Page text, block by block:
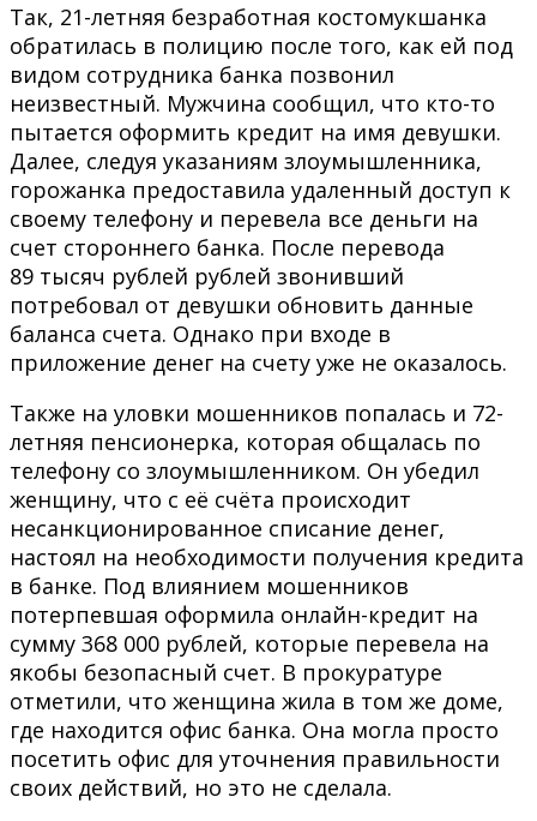
Так, 21-летняя безработная костомукшанка
обратилась в полицию после того, как ей под
видом сотрудника банка позвонил
неизвестный. Мужчина сообщил, что кто-то
пытается оформить кредит на имя девушки.
Далее, следуя указаниям злоумышленника,
горожанка предоставила удаленный доступ к
своему телефону и перевела все деньги на
счет стороннего банка. После перевода
89 тысяч рублей рублей звонивший
потребовал от девушки обновить данные
баланса счета. Однако при входе в
приложение денег на счету уже не оказалось.
Также на уловки мошенников попалась и 72-
летняя пенсионерка, которая общалась по
телефону со злоумышленником. Он убедил
женщину, что с её счёта происходит
несанкционированное списание денег,
настоял на необходимости получения кредита
в банке. Под влиянием мошенников
потерпевшая оформила онлайн-кредит на
сумму 368 000 рублей, которые перевела на
якобы безопасный счет. В прокуратуре
отметили, что женщина жила в том же доме,
где находится офис банка. Она могла просто
посетить офис для уточнения правильности
своих действий, но это не сделала.